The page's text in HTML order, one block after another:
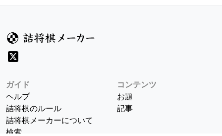
ガイド
ヘルプ
詰将棋のルール
詰将棋メーカーについて
検索
コンテンツ
お題
記事